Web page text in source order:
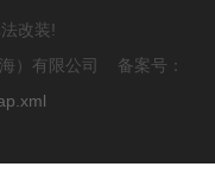
改装!
）有限公司 备案号：